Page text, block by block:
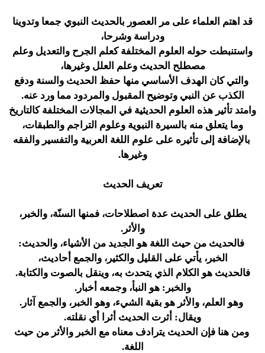
قد اهتم العلماء على مر العصور بالحديث النبوي جمعا وتدوينا
ودراسة وشرحا،
واستنبطت حوله العلوم المختلفة كعلم الجرح والتعديل وعلم
مصطلح الحديث وعلم العلل وغيرها،
والتي كان الهدف الأساسي منها حفظ الحديث والسنة ودفع
الكذب عن النبي وتوضيح المقبول والمردود مما ورد عنه.
وامتد تأثير هذه العلوم الحديثية في المجالات المختلفة كالتاريخ
وما يتعلق منه بالسيرة النبوية وعلوم التراجم والطبقات،
بالإضافة إلى تأثيره على علوم اللغة العربية والتفسير والفقه
وغيرها.
تعريف الحديث
يطلق على الحديث عدة اصطلاحات، فمنها السنّة، والخبر،
والأثر.
فالحديث من حيث اللغة هو الجديد من الأشياء، والحديث:
الخبر، يأتي على القليل والكثير، والجمع أحاديث،
فالحديث هو الكلام الذي يتحدث به، وينقل بالصوت والكتابة.
والخبر: هو النبأ، وجمعه أخبار.
وهو العلم، والأثر هو بقية الشيء، وهو الخبر، والجمع آثار.
ويقال: أثرت الحديث أثرا أي نقلته.
ومن هنا فإن الحديث يترادف معناه مع الخبر والأثر من حيث
اللغة.